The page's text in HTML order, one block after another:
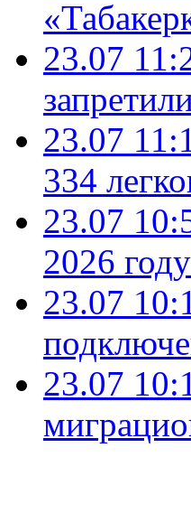
23.07
23.07
334
23.07
2026
23.07
23.07